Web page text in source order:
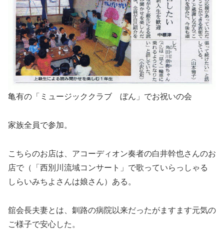
亀有の「ミュージッククラブ ぼん」でお祝いの会
家族全員で参加。
こちらのお店は、アコーディオン奏者の白井幹也さんのお
店で（「西別川流域コンサート」で歌っていらっしゃる
しらいみちよさんは娘さん）ある。
舘会長夫妻とは、釧路の病院以来だったがますます元気の
ご様子で安心した。